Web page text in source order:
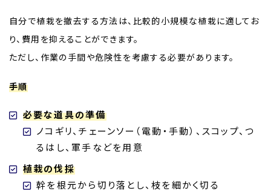
自分で植栽を撤去する方法は、比較的小規模な植栽に適してお
り、費用を抑えることができます。
ただし、作業の手間や危険性を考慮する必要があります。
手順
必要な道具の準備
ノコギリ、チェーンソー（電動・手動）、スコップ、つ
るはし、軍手などを用意
植栽の伐採
幹を根元から切り落とし、枝を細かく切る